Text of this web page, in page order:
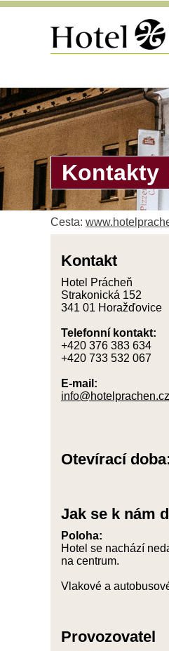
Kontakty
Cesta:
Kontakt
Hotel Prácheň
Strakonická 152
341 01 Horažďovice
Telefonní kontakt:
+420 376 383 634
+420 733 532 067
E-mail:
info@hotelprachen.cz
Otevírací
Jak se k nám
Poloha:
Hotel se nachází
na centrum.
Vlakové a
Provozovatel